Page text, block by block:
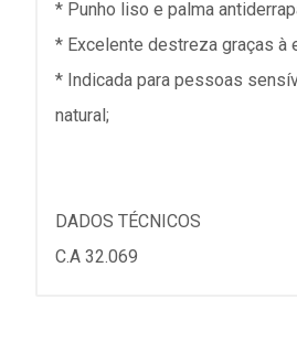
* Punho liso e palma
* Excelente destreza graças à
* Indicada para pessoas
natural;
DADOS TÉCNICOS
C.A 32.069